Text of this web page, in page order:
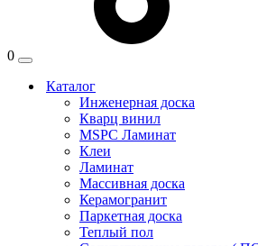
0
Каталог
Инженерная доска
Кварц винил
MSPC Ламинат
Клеи
Ламинат
Массивная доска
Керамогранит
Паркетная доска
Теплый пол